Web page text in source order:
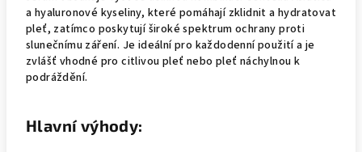
a hyaluronové kyseliny, které pomáhají zklidnit a hydratovat
pleť, zatímco poskytují široké spektrum ochrany proti
slunečnímu záření. Je ideální pro každodenní použití a je
zvlášť vhodné pro citlivou pleť nebo pleť náchylnou k
podráždění.
Hlavní výhody: